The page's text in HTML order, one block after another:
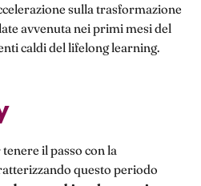
sulla trasformazione
avvenuta nei primi mesi del
caldi del lifelong learning.
il passo con la
questo periodo